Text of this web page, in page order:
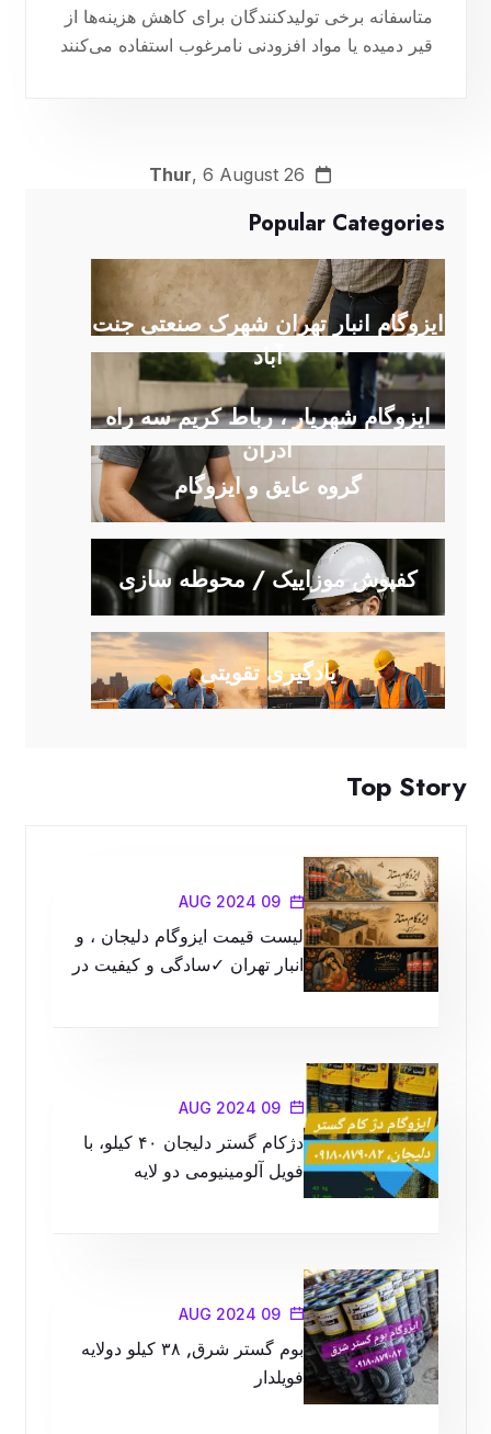
متاسفانه برخی تولیدکنندگان برای کاهش هزینه‌ها از
قیر دمیده یا مواد افزودنی نامرغوب استفاده می‌کنند
Thur, 6 August 26
Popular Categories
ایزوگام انبار تهران شهرک صنعتی جنت
آباد
ایزوگام شهریار ، رباط کریم سه راه
ادران
گروه عایق و ایزوگام
کفپوش موزاییک / محوطه سازی
یادگیری تقویتی
Top Story
09 AUG 2024
لیست قیمت ایزوگام دلیجان ، و
انبار تهران ✓سادگی و کیفیت در
09 AUG 2024
دژکام گستر دلیجان ۴۰ کیلو، با
فویل آلومینیومی دو لایه
09 AUG 2024
بوم گستر شرق, ۳۸ کیلو دولایه
فویلدار